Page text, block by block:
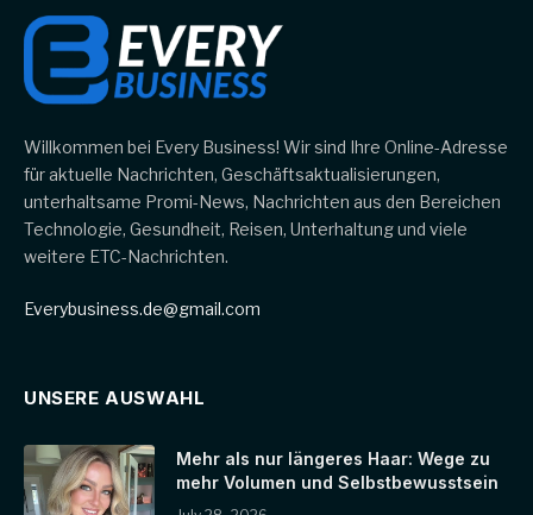
Willkommen bei Every Business! Wir sind Ihre Online-Adresse
für aktuelle Nachrichten, Geschäftsaktualisierungen,
unterhaltsame Promi-News, Nachrichten aus den Bereichen
Technologie, Gesundheit, Reisen, Unterhaltung und viele
weitere ETC-Nachrichten.
Everybusiness.de@gmail.com
UNSERE AUSWAHL
Mehr als nur längeres Haar: Wege zu
mehr Volumen und Selbstbewusstsein